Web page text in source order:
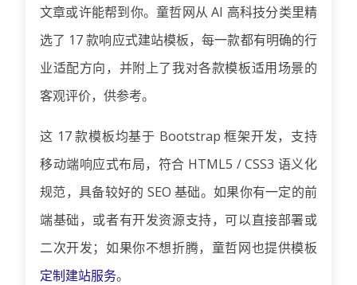
文章或许能帮到你。童哲网从 AI 高科技分类里精
选了 17 款响应式建站模板，每一款都有明确的行
业适配方向，并附上了我对各款模板适用场景的
客观评价，供参考。
这 17 款模板均基于 Bootstrap 框架开发，支持
移动端响应式布局，符合 HTML5 / CSS3 语义化
规范，具备较好的 SEO 基础。如果你有一定的前
端基础，或者有开发资源支持，可以直接部署或
二次开发；如果你不想折腾，童哲网也提供模板
定制建站服务。